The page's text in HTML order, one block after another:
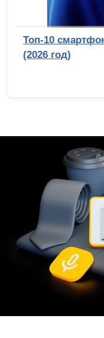
Топ-10
(2026 год)